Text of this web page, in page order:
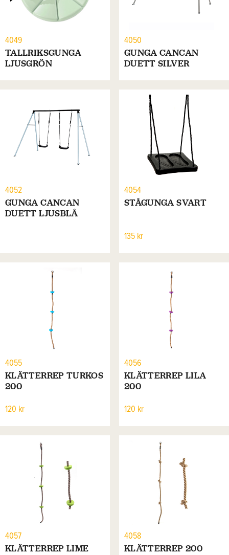
4049
TALLRIKSGUNGA
LJUSGRÖN
4050
GUNGA CANCAN
DUETT SILVER
4052
GUNGA CANCAN
DUETT LJUSBLÅ
4054
STÅGUNGA SVART
135 kr
4055
KLÄTTERREP TURKOS
200
120 kr
4056
KLÄTTERREP LILA
200
120 kr
4057
KLÄTTERREP LIME
4058
KLÄTTERREP 200